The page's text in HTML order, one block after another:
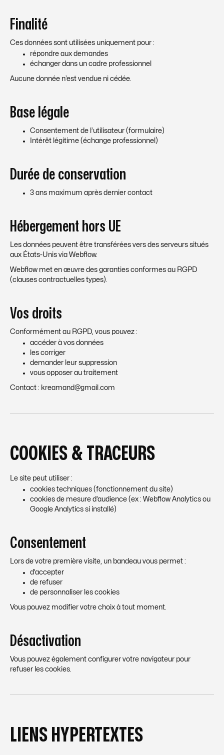
Finalité
Ces données sont utilisées uniquement pour :
répondre aux demandes
échanger dans un cadre professionnel
Aucune donnée n’est vendue ni cédée.
Base légale
Consentement de l’utilisateur (formulaire)
Intérêt légitime (échange professionnel)
Durée de conservation
3 ans maximum après dernier contact
Hébergement hors UE
Les données peuvent être transférées vers des serveurs situés
aux États-Unis via Webflow.
Webflow met en œuvre des garanties conformes au RGPD
(clauses contractuelles types).
Vos droits
Conformément au RGPD, vous pouvez :
accéder à vos données
les corriger
demander leur suppression
vous opposer au traitement
Contact : kreamand@gmail.com
COOKIES & TRACEURS
Le site peut utiliser :
cookies techniques (fonctionnement du site)
cookies de mesure d’audience (ex : Webflow Analytics ou
Google Analytics si installé)
Consentement
Lors de votre première visite, un bandeau vous permet :
d’accepter
de refuser
de personnaliser les cookies
Vous pouvez modifier votre choix à tout moment.
Désactivation
Vous pouvez également configurer votre navigateur pour
refuser les cookies.
LIENS HYPERTEXTES